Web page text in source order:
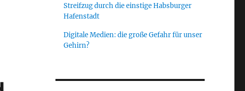
Streifzug durch die einstige Habsburger
Hafenstadt
Digitale Medien: die große Gefahr für unser
Gehirn?